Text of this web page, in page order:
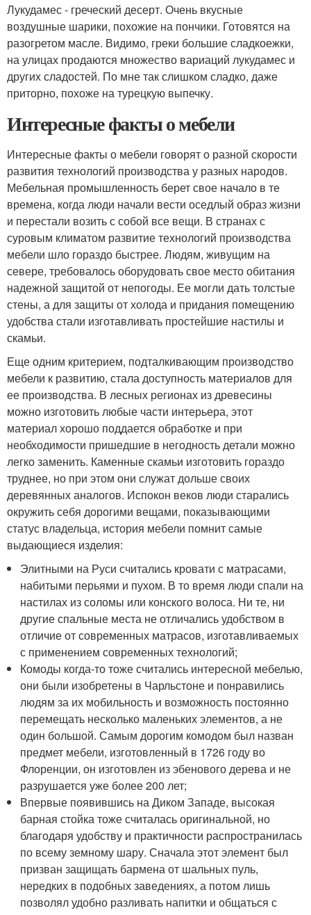
Лукудамес - греческий десерт. Очень вкусные
воздушные шарики, похожие на пончики. Готовятся на
разогретом масле. Видимо, греки большие сладкоежки,
на улицах продаются множество вариаций лукудамес и
других сладостей. По мне так слишком сладко, даже
приторно, похоже на турецкую выпечку.
Интересные факты о мебели
Интересные факты о мебели говорят о разной скорости
развития технологий производства у разных народов.
Мебельная промышленность берет свое начало в те
времена, когда люди начали вести оседлый образ жизни
и перестали возить с собой все вещи. В странах с
суровым климатом развитие технологий производства
мебели шло гораздо быстрее. Людям, живущим на
севере, требовалось оборудовать свое место обитания
надежной защитой от непогоды. Ее могли дать толстые
стены, а для защиты от холода и придания помещению
удобства стали изготавливать простейшие настилы и
скамьи.
Еще одним критерием, подталкивающим производство
мебели к развитию, стала доступность материалов для
ее производства. В лесных регионах из древесины
можно изготовить любые части интерьера, этот
материал хорошо поддается обработке и при
необходимости пришедшие в негодность детали можно
легко заменить. Каменные скамьи изготовить гораздо
труднее, но при этом они служат дольше своих
деревянных аналогов. Испокон веков люди старались
окружить себя дорогими вещами, показывающими
статус владельца, история мебели помнит самые
выдающиеся изделия:
Элитными на Руси считались кровати с матрасами,
набитыми перьями и пухом. В то время люди спали на
настилах из соломы или конского волоса. Ни те, ни
другие спальные места не отличались удобством в
отличие от современных матрасов, изготавливаемых
с применением современных технологий;
Комоды когда-то тоже считались интересной мебелью,
они были изобретены в Чарльстоне и понравились
людям за их мобильность и возможность постоянно
перемещать несколько маленьких элементов, а не
один большой. Самым дорогим комодом был назван
предмет мебели, изготовленный в 1726 году во
Флоренции, он изготовлен из эбенового дерева и не
разрушается уже более 200 лет;
Впервые появившись на Диком Западе, высокая
барная стойка тоже считалась оригинальной, но
благодаря удобству и практичности распространилась
по всему земному шару. Сначала этот элемент был
призван защищать бармена от шальных пуль,
нередких в подобных заведениях, а потом лишь
позволял удобно разливать напитки и общаться с